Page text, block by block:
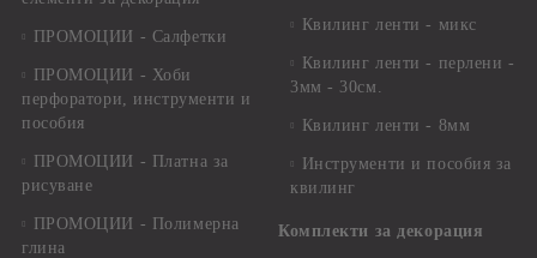
ПРОМОЦИИ - Салфетки
ПРОМОЦИИ - Хоби
перфоратори, инструменти и
пособия
ПРОМОЦИИ - Платна за
рисуване
ПРОМОЦИИ - Полимерна
глина
Квилинг ленти - микс
Квилинг ленти - перлени -
3мм - 30см.
Квилинг ленти - 8мм
Инструменти и пособия за
квилинг
Комплекти за декорация